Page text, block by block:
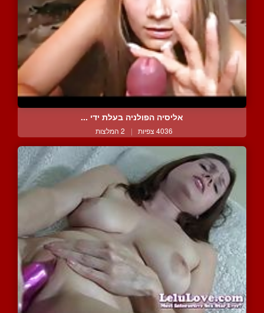
אליסיה הפולניה בעלת ידי ...
4036 צפיות | 2 המלצות